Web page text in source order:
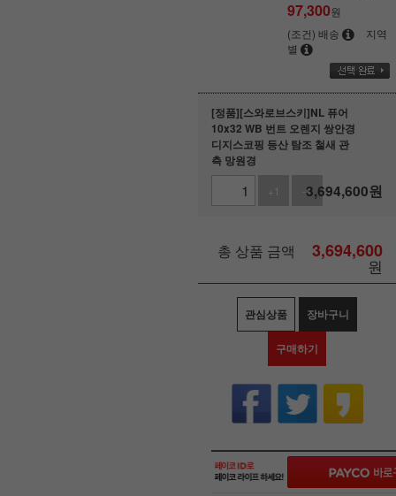
97,300원
(조건) 배송
지역
별
[정품][스와로브스키]NL 퓨어
10x32 WB 번트 오렌지 쌍안경
디지스코핑 등산 탐조 철새 관
측 망원경
+1 -1
3,694,600원
총 상품 금액 3,694,600
원
관심상품 장바구니
구매하기